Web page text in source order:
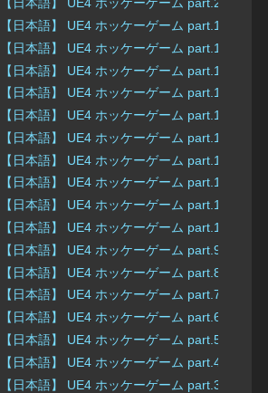
【日本語】 UE4 ホッケーゲーム part.19 パッ
【日本語】 UE4 ホッケーゲーム part.18
【日本語】 UE4 ホッケーゲーム part.17 パッ
【日本語】 UE4 ホッケーゲーム part.16 マ
【日本語】 UE4 ホッケーゲーム part.15 動け
【日本語】 UE4 ホッケーゲーム part.14 3D
【日本語】 UE4 ホッケーゲーム part.13 邪
【日本語】 UE4 ホッケーゲーム part.12 邪
【日本語】 UE4 ホッケーゲーム part.11 固
【日本語】 UE4 ホッケーゲーム part.10 キー
【日本語】 UE4 ホッケーゲーム part.9 UMG
【日本語】 UE4 ホッケーゲーム part.8 入力
【日本語】 UE4 ホッケーゲーム part.7 マウ
【日本語】 UE4 ホッケーゲーム part.6 UMG
【日本語】 UE4 ホッケーゲーム part.5 UMG
【日本語】 UE4 ホッケーゲーム part.4 UMG
【日本語】 UE4 ホッケーゲーム part.3 プレ